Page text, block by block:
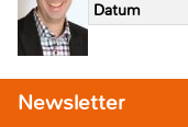
Datum
Newsletter